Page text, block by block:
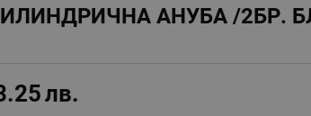
АНУБА /2БР.
лв.